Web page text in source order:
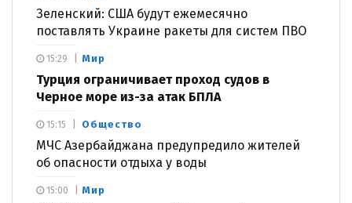
Зеленский: США будут ежемесячно
поставлять Украине ракеты для систем ПВО
Мир
Турция ограничивает проход судов в
Черное море из-за атак БПЛА
15:29
Общество
МЧС Азербайджана предупредило жителей
об опасности отдыха у воды
15:15
Мир
15:00